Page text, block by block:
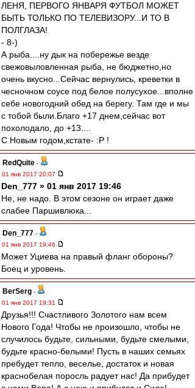
ЛЕНЯ, ПЕРВОГО ЯНВАРЯ ФУТБОЛ МОЖЕТ
БЫТЬ ТОЛЬКО ПО ТЕЛЕВИЗОРУ...И ТО В
ПОЛГЛАЗА!
- 8-)
А рыба....ну дык на побережье везде
свежовыловленная рыба, не бюджетно,но
очень вкусно...Сейчас вернулись, креветки в
чесночном соусе под белое полусухое...вполне
себе новогодний обед на берегу. Там где и мы
с тобой были.Благо +17 днем,сейчас вот
похолодало, до +13....
С Новым годом,кстате- :P !
RedQuite -
01 янв 2017 20:07
Den_777 » 01 янв 2017 19:46
Не, не надо. В этом сезоне он играет даже
слабее Паршивлюка...
Den_777 -
01 янв 2017 19:46
Может Уциева на правый фланг обороны?
Боец и уровень.
BerSerg -
01 янв 2017 19:31
Друзья!!! Счастливого Золотого нам всем
Нового Года! Чтобы не произошло, чтобы не
случилось будьте, сильными, будьте смелыми,
будьте красно-белыми! Пусть в наших семьях
пребудет тепло, веселье, достаток и новая
краснобелая поросль радует нас! Да прибудет